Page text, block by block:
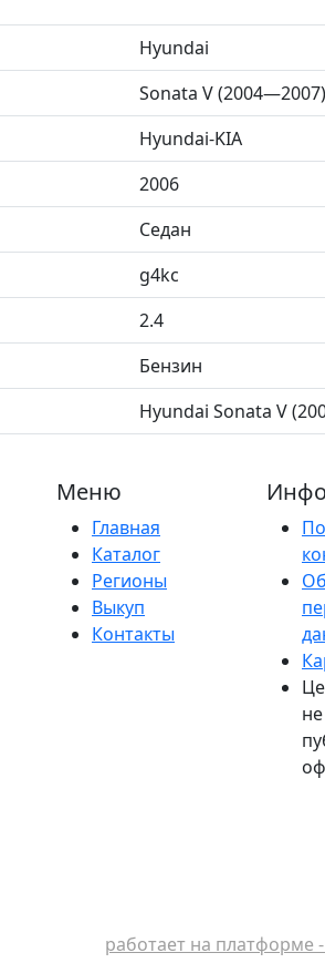
Hyundai
Sonata V (2004—2007)
Hyundai-KIA
2006
Седан
g4kc
2.4
Бензин
Hyundai Sonata V
Меню
Главная
Каталог
Регионы
Выкуп
Контакты
работает на платформе